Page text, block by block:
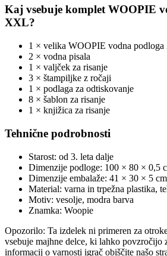
Kaj vsebuje komplet WOOPIE
XXL?
1 × velika WOOPIE vodna
2 × vodna pisala
1 × valjček za risanje
3 × štampiljke z ročaji
1 × podlaga za odtiskovanje
8 × šablon za risanje
1 × knjižica za risanje
Tehnične podrobnosti
Starost: od 3. leta dalje
Dimenzije podloge: 100 × 80 × 0,5
Dimenzije embalaže: 41 × 30 × 5 cm
Material: varna in trpežna plastika,
Motiv: vesolje, modra barva
Znamka: Woopie
Opozorilo: Ta izdelek ni primeren za
vsebuje majhne delce, ki lahko povzročijo
informacij o varnosti igrač obiščite našo